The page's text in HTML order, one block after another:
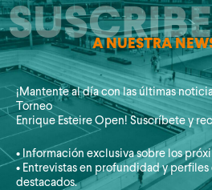
A NUESTRA
¡Mantente al día con las últimas
Torneo
Enrique Esteire Open! Suscríbete y
• Información exclusiva sobre los
• Entrevistas en profundidad y perfiles
destacados.